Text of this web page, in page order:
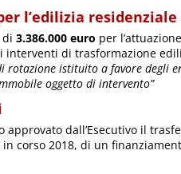
l’edilizia residenziale
3.386.000 euro per
interventi di trasformazione
rotazione istituito a favore degli
oggetto di intervento”
dall’Esecutivo il
corso 2018, di un